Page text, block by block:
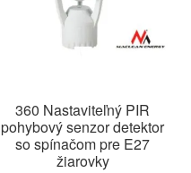
360 Nastaviteľný PIR
pohybový senzor detektor
so spínačom pre E27
žiarovky